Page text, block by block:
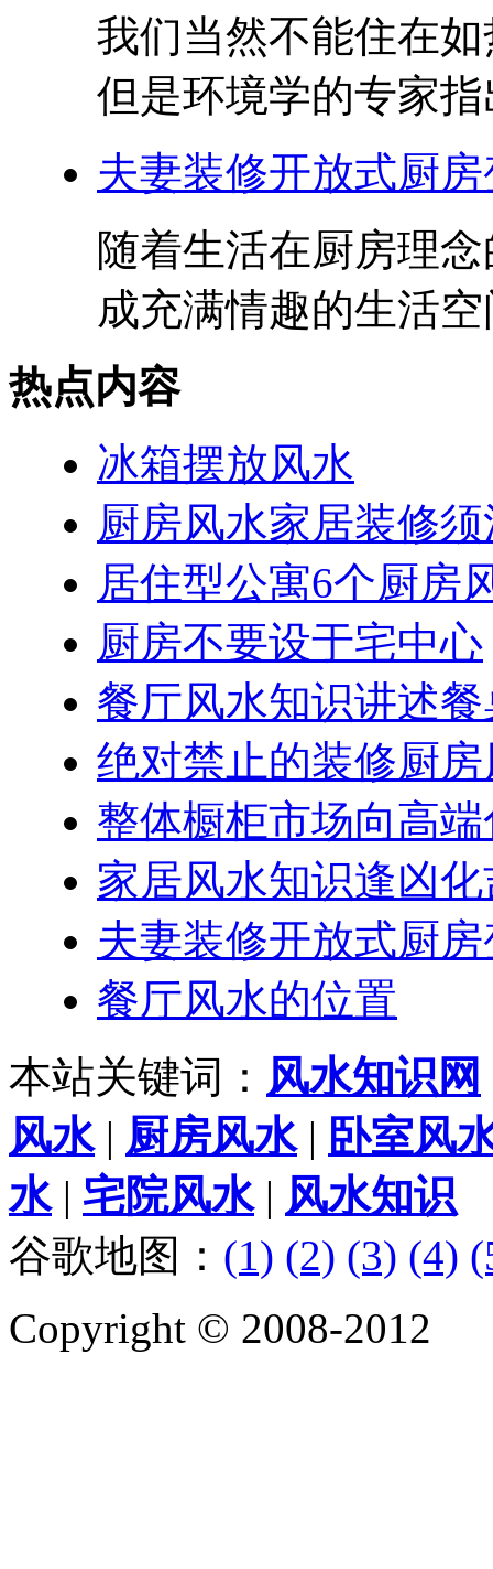
我们当然不能住在
但是环境学的专家
夫妻装修开放式厨
随着生活在厨房理
成充满情趣的生活
热点内容
冰箱摆放风水
厨房风水家居装修
居住型公寓6个厨房
厨房不要设于宅中心
餐厅风水知识讲述
绝对禁止的装修厨
整体橱柜市场向高
家居风水知识逢凶
夫妻装修开放式厨
餐厅风水的位置
本站关键词： 风水知识网
风水| 厨房风水| 卧室风
水| 宅院风水| 风水知识
谷歌地图： (1) (2) (3) (4)
Copyright © 2008-2012